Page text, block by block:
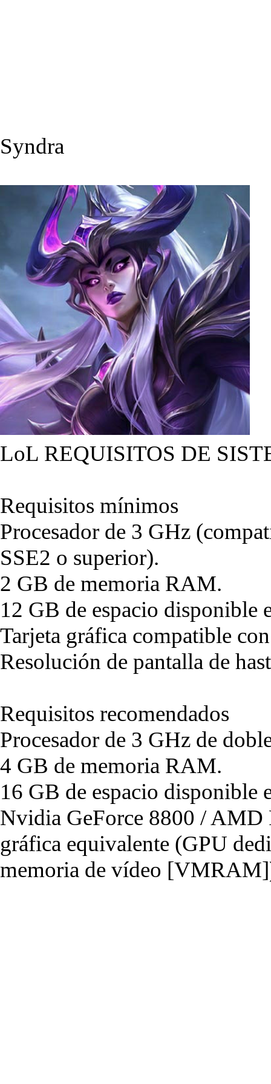
Syndra
LoL REQUISITOS DE
Requisitos mínimos
Procesador de 3 GHz
SSE2 o superior).
2 GB de memoria RAM.
12 GB de espacio disponible
Tarjeta gráfica compatible
Resolución de pantalla de
Requisitos recomendados
Procesador de 3 GHz de
4 GB de memoria RAM.
16 GB de espacio disponible
Nvidia GeForce 8800 / AMD
gráfica equivalente (GPU
memoria de vídeo